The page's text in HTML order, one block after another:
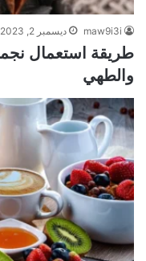
maw9i3i ديسمبر 2, 2023
طريقة استعمال
والطهي